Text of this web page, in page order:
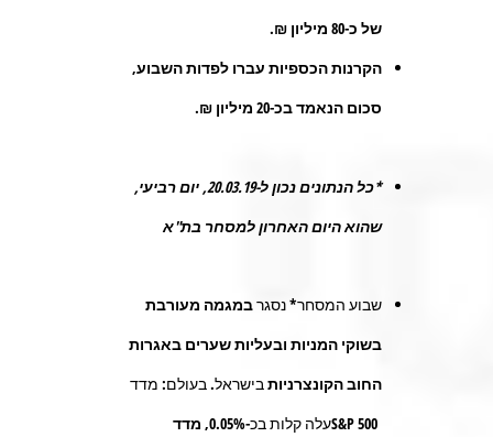
של כ-80 מיליון ₪.
הקרנות הכספיות עברו לפדות השבוע,
סכום הנאמד בכ-20 מיליון ₪.
*כל הנתונים נכון ל-20.03.19, יום רביעי,
שהוא היום האחרון למסחר בת"א
שבוע המסחר* נסגרבמגמה מעורבת
בשוקי המניות ובעליות שערים באגרות
החוב הקונצרניותבישראל. בעולם: מדד
S&P 500עלה קלות בכ-
0.05%, מדד